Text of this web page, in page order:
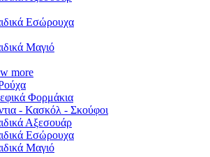
Εσώρουχα
Μαγιό
more
Φορμάκια
- Κασκόλ - Σκούφοι
Αξεσουάρ
Εσώρουχα
Μαγιό